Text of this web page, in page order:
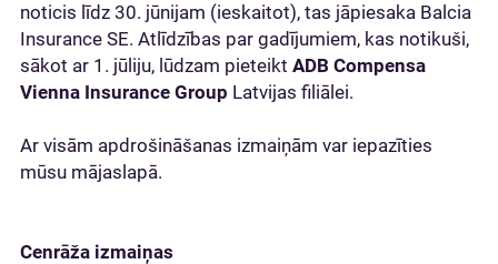
noticis līdz 30. jūnijam (ieskaitot), tas jāpiesaka Balcia
Insurance SE. Atlīdzības par gadījumiem, kas notikuši,
sākot ar 1. jūliju, lūdzam pieteikt ADB Compensa
Vienna Insurance Group Latvijas filiālei.
Ar visām apdrošināšanas izmaiņām var iepazīties
mūsu mājaslapā.
Cenrāža izmaiņas